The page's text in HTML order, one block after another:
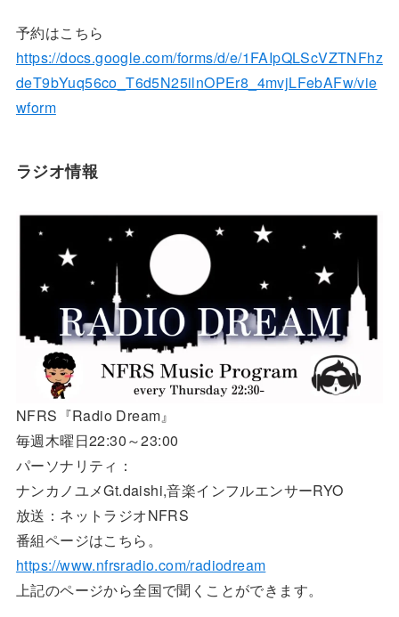
予約はこちら
https://docs.google.com/forms/d/e/1FAIpQLScVZTNFhz
deT9bYuq56co_T6d5N25ilnOPEr8_4mvjLFebAFw/vie
wform
ラジオ情報
NFRS『Radio Dream』
毎週木曜日22:30～23:00
パーソナリティ：
ナンカノユメGt.daishi,音楽インフルエンサーRYO
放送：ネットラジオNFRS
番組ページはこちら。
https://www.nfrsradio.com/radiodream
上記のページから全国で聞くことができます。